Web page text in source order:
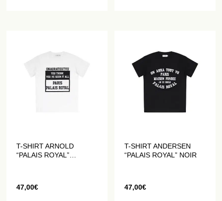
T-SHIRT ARNOLD
“PALAIS ROYAL”
47,00€
T-SHIRT ANDERSEN
“PALAIS ROYAL” NOIR
47,00€